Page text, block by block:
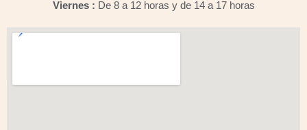
Viernes : De 8 a 12 horas y de 14 a 17 horas